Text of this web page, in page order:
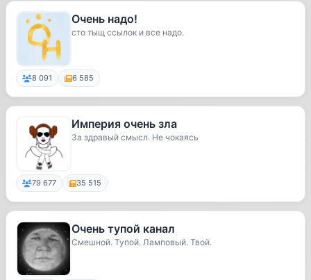
Очень надо!
сто тыщ ссылок и все надо.
8 091 6 585
Империя очень зла
За здравый смысл. Не чокаясь
79 677 35 515
Очень тупой канал
Смешной. Тупой. Ламповый. Твой.